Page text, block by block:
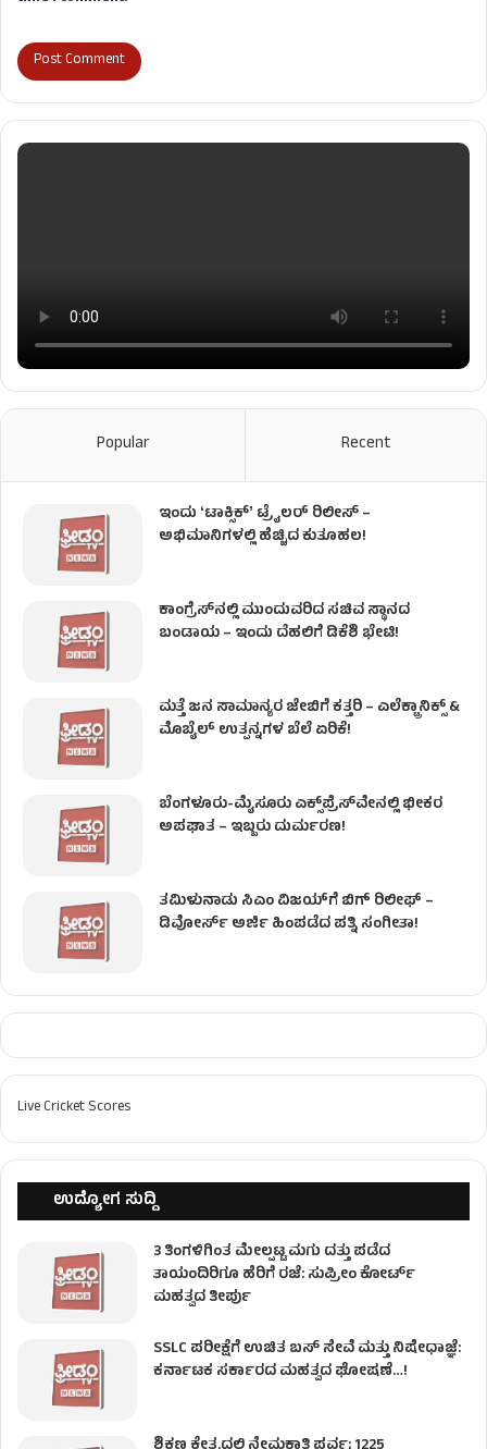
Popular Recent
ಇಂದು ʻಟಾಕ್ಸಿಕ್ʼ ಟ್ರೈಲರ್ ರಿಲೀಸ್‌ –
ಅಭಿಮಾನಿಗಳಲ್ಲಿ ಹೆಚ್ಚಿದ ಕುತೂಹಲ!
ಕಾಂಗ್ರೆಸ್​ನಲ್ಲಿ ಮುಂದುವರಿದ ಸಚಿವ ಸ್ಥಾನದ
ಬಂಡಾಯ – ಇಂದು ದೆಹಲಿಗೆ ಡಿಕೆಶಿ ಭೇಟಿ!
ಮತ್ತೆ ಜನ ಸಾಮಾನ್ಯರ ಜೇಬಿಗೆ ಕತ್ತರಿ – ಎಲೆಕ್ಟ್ರಾನಿಕ್ಸ್ &
ಮೊಬೈಲ್ ಉತ್ಪನ್ನಗಳ ಬೆಲೆ ಏರಿಕೆ!
ಬೆಂಗಳೂರು-ಮೈಸೂರು ಎಕ್ಸ್‌ಪ್ರೆಸ್‌ವೇನಲ್ಲಿ ಭೀಕರ
ಅಪಘಾತ – ಇಬ್ಬರು ದುರ್ಮರಣ!
ತಮಿಳುನಾಡು ಸಿಎಂ ವಿಜಯ್‌ಗೆ ಬಿಗ್ ರಿಲೀಫ್ –
ಡಿವೋರ್ಸ್ ಅರ್ಜಿ ಹಿಂಪಡೆದ ಪತ್ನಿ ಸಂಗೀತಾ!
Live Cricket Scores
ಉದ್ಯೋಗ ಸುದ್ದಿ
3 ತಿಂಗಳಿಗಿಂತ ಮೇಲ್ಪಟ್ಟ ಮಗು ದತ್ತು ಪಡೆದ
ತಾಯಂದಿರಿಗೂ ಹೆರಿಗೆ ರಜೆ: ಸುಪ್ರೀಂ ಕೋರ್ಟ್
ಮಹತ್ವದ ತೀರ್ಪು
SSLC ಪರೀಕ್ಷೆಗೆ ಉಚಿತ ಬಸ್ ಸೇವೆ ಮತ್ತು ನಿಷೇಧಾಜ್ಞೆ:
ಕರ್ನಾಟಕ ಸರ್ಕಾರದ ಮಹತ್ವದ ಘೋಷಣೆ…!